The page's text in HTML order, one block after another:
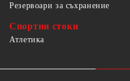
Резервоари за съхранение
Спортни стоки
Атлетика